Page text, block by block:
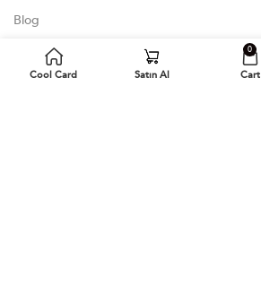
Blog
Bambu Dijital Kartvizit
NFC Mikroçip ve Deri Altı Entegrasyonu
Cool Card Satın Al
0
Cart